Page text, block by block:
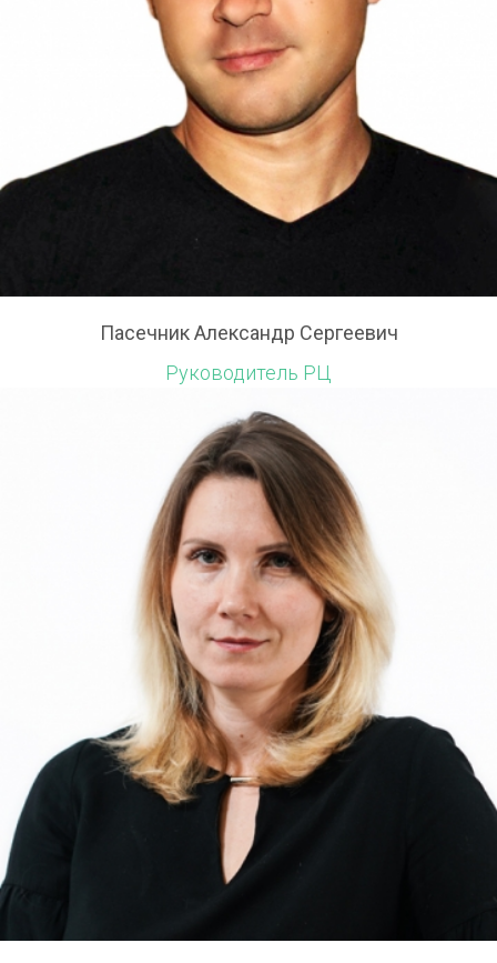
Пасечник Александр Сергеевич
Руководитель РЦ